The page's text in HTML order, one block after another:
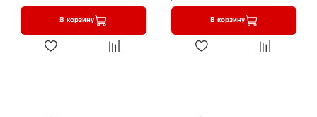
В корзину В корзину